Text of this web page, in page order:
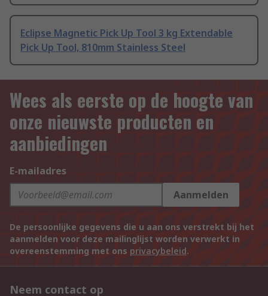
Eclipse Magnetic Pick Up Tool 3 kg Extendable
Pick Up Tool, 810mm Stainless Steel
Wees als eerste op de hoogte van
onze nieuwste producten en
aanbiedingen
E-mailadres
Aanmelden
De persoonlijke gegevens die u aan ons verstrekt bij het
aanmelden voor deze mailinglijst worden verwerkt in
overeenstemming met ons privacybeleid.
Neem contact op